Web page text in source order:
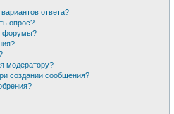
ответа?
опрос?
форумы?
модератору?
создании сообщения?